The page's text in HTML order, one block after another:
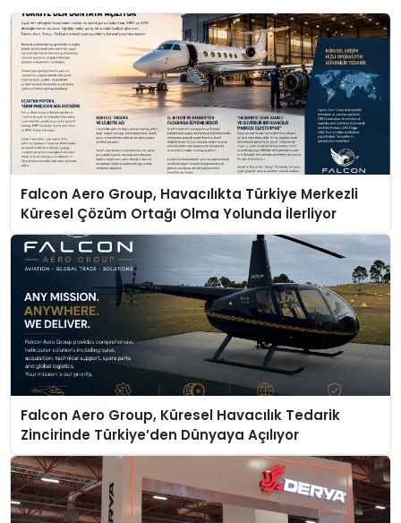
Falcon Aero Group, Havacılıkta Türkiye Merkezli
Küresel Çözüm Ortağı Olma Yolunda İlerliyor
Falcon Aero Group, Küresel Havacılık Tedarik
Zincirinde Türkiye’den Dünyaya Açılıyor